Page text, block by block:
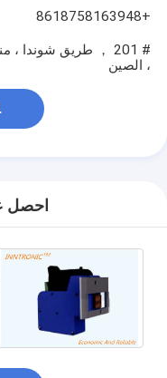
+8618758163948
# 201 ， طريق شوندا ،
، الصين
احصل